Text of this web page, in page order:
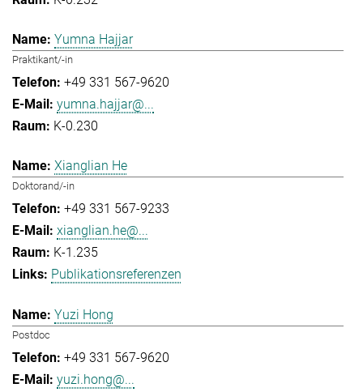
Yumna Hajjar
Praktikant/-in
+49 331 567-9620
yumna.hajjar@...
K-0.230
Xianglian He
Doktorand/-in
+49 331 567-9233
xianglian.he@...
K-1.235
Publikationsreferenzen
Yuzi Hong
Postdoc
+49 331 567-9620
yuzi.hong@...